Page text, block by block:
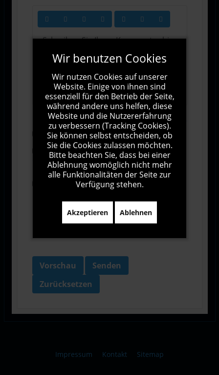
1000Zeichen übrig
Abonnieren
Ich stimme den Allgemeinen
Geschäftsbedingungen zu.
Ich bin damit einverstanden, dass diese Website
Vorschau
Senden
Zurücksetzen
Impressum Kontakt Sitemap
Wir benutzen Cookies
Wir nutzen Cookies auf unserer
Website. Einige von ihnen sind
essenziell für den Betrieb der Seite,
während andere uns helfen, diese
Website und die Nutzererfahrung
zu verbessern (Tracking Cookies).
Sie können selbst entscheiden, ob
Sie die Cookies zulassen möchten.
Bitte beachten Sie, dass bei einer
Ablehnung womöglich nicht mehr
alle Funktionalitäten der Seite zur
Verfügung stehen.
Akzeptieren Ablehnen